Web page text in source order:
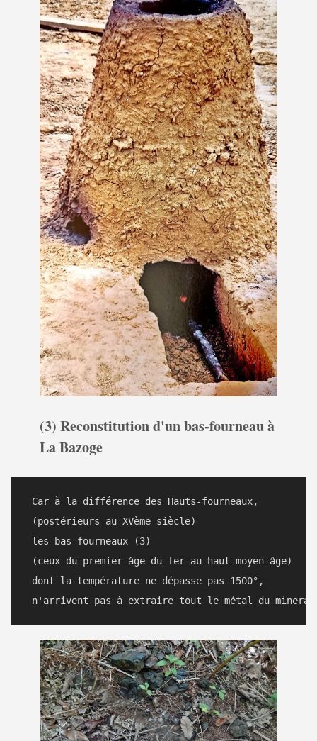
(3) Reconstitution d'un bas-fourneau à
La Bazoge
Car à la différence des Hauts-fourneaux,
(postérieurs au XVème siècle)
les bas-fourneaux (3)
(ceux du premier âge du fer au haut moyen-âge)
dont la température ne dépasse pas 1500°,